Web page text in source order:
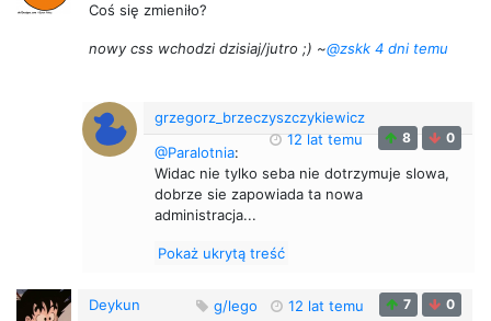
Coś się zmieniło?
nowy css wchodzi dzisiaj/jutro ;) ~@zskk 4 dni temu
grzegorz_brzeczyszczykiewicz
12 lat temu
8 0
@Paralotnia:
Widac nie tylko seba nie dotrzymuje slowa,
dobrze sie zapowiada ta nowa
administracja...
Pokaż ukrytą treść
Deykun g/lego 12 lat temu 7 0